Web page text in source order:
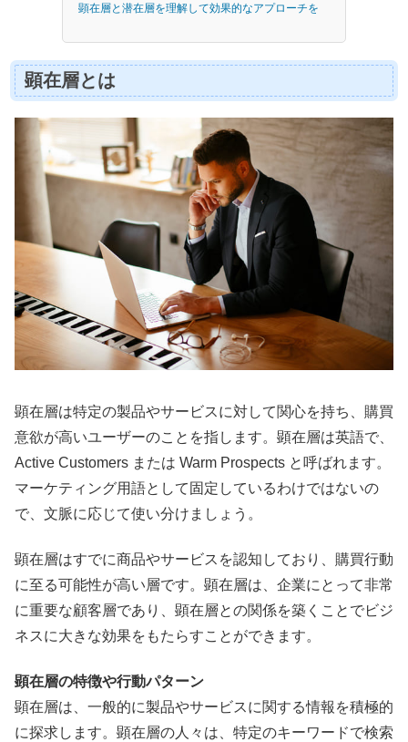
顕在層と潜在層を理解して効果的なアプローチを
顕在層とは
顕在層は特定の製品やサービスに対して関心を持ち、購買
意欲が高いユーザーのことを指します。顕在層は英語で、
Active Customers または Warm Prospects と呼ばれます。
マーケティング用語として固定しているわけではないの
で、文脈に応じて使い分けましょう。
顕在層はすでに商品やサービスを認知しており、購買行動
に至る可能性が高い層です。顕在層は、企業にとって非常
に重要な顧客層であり、顕在層との関係を築くことでビジ
ネスに大きな効果をもたらすことができます。
顕在層の特徴や行動パターン
顕在層は、一般的に製品やサービスに関する情報を積極的
に探求します。顕在層の人々は、特定のキーワードで検索